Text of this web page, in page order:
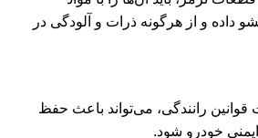
داده و از هرگونه ذرات و آلودگی در
قوانین رانندگی، می‌تواند باعث حفظ
خودرو شود.